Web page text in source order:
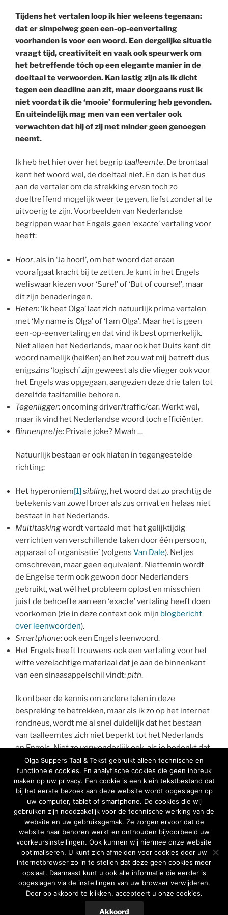
Tijdens het vertalen loop ik hier weleens tegenaan:
dat er simpelweg geen een-op-eenvertaling
voorhanden is voor een woord. Een dergelijke situatie
vraagt tijd, creativiteit en vaak ook speurwerk om
het betreffende tóch op een elegante manier in de
doeltaal te verwoorden. Kan lastig zijn als ik dicht
tegen een deadline aan zit, maar doorgaans rust ik
niet voordat ik die ‘mooie’ formulering heb gevonden.
En uiteindelijk mag men van een vertaler ook
verwachten dat hij of zij met minder geen genoegen
neemt.
Ik heb het hier over het begriptaalleemte. De brontaal
kent het woord wel, de doeltaal niet. En dan is het dus
aan de vertaler om de strekking ervan toch zo
doeltreffend mogelijk weer te geven, liefst zonder al te
uitvoerig te zijn. Voorbeelden van Nederlandse
begrippen waar het Engels geen ‘exacte’ vertaling voor
heeft:
Hoor, als in ‘Ja hoor!’, om het woord dat eraan
voorafgaat kracht bij te zetten. Je kunt in het Engels
weliswaar kiezen voor ‘Sure!’ of ‘But of course!’, maar
dit zijn benaderingen.
Heten: ‘Ik heet Olga’ laat zich natuurlijk prima vertalen
met ‘My name is Olga’ of ‘I am Olga’. Maar het is geen
een-op-eenvertaling en dat vind ik best opmerkelijk.
Niet alleen het Nederlands, maar ook het Duits kent dit
woord namelijk (heißen) en het zou wat mij betreft dus
enigszins ‘logisch’ zijn geweest als die vlieger ook voor
het Engels was opgegaan, aangezien deze drie talen tot
dezelfde taalfamilie behoren.
Tegenligger: oncoming driver/traffic/car. Werkt wel,
maar ik vind het Nederlandse woord toch efficiënter.
Binnenpretje: Private joke? Mwah …
Natuurlijk bestaan er ook hiaten in tegengestelde
richting:
Het hyperoniem[1] sibling, het woord dat zo prachtig de
betekenis van zowel broer als zus omvat en helaas niet
bestaat in het Nederlands.
Multitaskingwordt vertaald met ‘het gelijktijdig
verrichten van verschillende taken door één persoon,
apparaat of organisatie’ (volgens Van Dale). Netjes
omschreven, maar geen equivalent. Niettemin wordt
de Engelse term ook gewoon door Nederlanders
gebruikt, wat wél het probleem oplost en misschien
juist de behoefte aan een ‘exacte’ vertaling heeft doen
voorkomen (zie in deze context ook mijn blogbericht
over leenwoorden).
Smartphone: ook een Engels leenwoord.
Het Engels heeft trouwens ook een vertaling voor het
witte vezelachtige materiaal dat je aan de binnenkant
van een sinaasappelschil vindt:pith.
Ik ontbeer de kennis om andere talen in deze
bespreking te betrekken, maar als ik zo op het internet
rondneus, wordt me al snel duidelijk dat het bestaan
van taalleemtes zich niet beperkt tot het Nederlands
en Engels. Niet zo verwonderlijk ook, als je bedenkt dat
woorden soms simpelweg niet aan de orde zijn in de
cultuur van een land of soms gewoon direct uit een
andere taal overgenomen worden. Afijn, een begrip dat
regelmatig stof tot nadenken oplevert voor hen die
zich met taal en tekst bezighouden.
[1]Hyperoniem: woord waarvan de betekenis die van
een ander woord insluit (volgensVan Dale).
Bijvoorbeeld ‘ouder’, waar zowel ‘vader’ als ‘moeder’
mee bedoeld kan worden.
Olga Suppers Taal & Tekst gebruikt alleen technische en
functionele cookies. En analytische cookies die geen inbreuk
maken op uw privacy. Een cookie is een klein tekstbestand dat
bij het eerste bezoek aan deze website wordt opgeslagen op
uw computer, tablet of smartphone. De cookies die wij
gebruiken zijn noodzakelijk voor de technische werking van de
website en uw gebruiksgemak. Ze zorgen ervoor dat de
website naar behoren werkt en onthouden bijvoorbeeld uw
voorkeursinstellingen. Ook kunnen wij hiermee onze website
optimaliseren. U kunt zich afmelden voor cookies door uw
internetbrowser zo in te stellen dat deze geen cookies meer
opslaat. Daarnaast kunt u ook alle informatie die eerder is
opgeslagen via de instellingen van uw browser verwijderen.
Door op akkoord te klikken, accepteert u onze cookies.
Akkoord